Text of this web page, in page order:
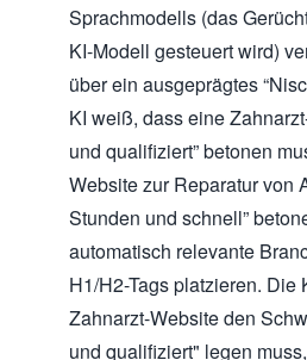
Sprachmodells (das
KI-Modell gesteuert wird)
über ein ausgeprägtes
KI weiß, dass eine
und qualifiziert” betonen
Website zur Reparatur von
Stunden und schnell”
automatisch relevante
H1/H2-Tags platzieren. Die
Zahnarzt-Website den
und qualifiziert" legen